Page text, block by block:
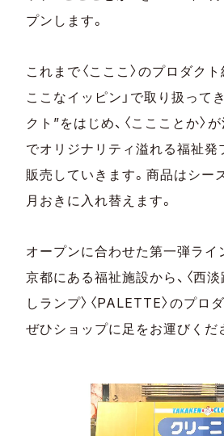
プンします。
これまで〈こここ〉のプロダクト
ここなイッピン」で取り扱って
クト”をはじめ、〈ここことか〉
でオリジナリティ溢れる福祉発
販売していきます。商品はシー
月おきに入れ替えます。
オープンに合わせた第一弾ライ
京都にある福祉施設から、〈西淡
しランプ〉〈PALETTE〉のプロ
ぜひショップに足をお運びくだ